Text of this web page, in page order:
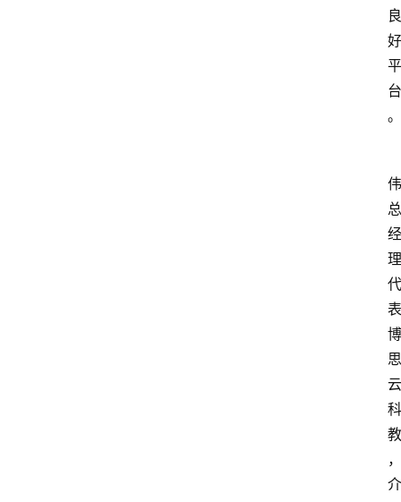
良
好
平
台
。
伟
总
经
理
代
表
博
思
云
科
教
，
介